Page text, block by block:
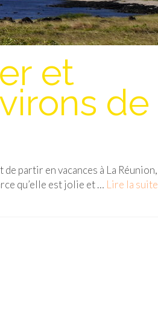
et
de
partir en vacances à La Réunion,
qu’elle est jolie et … Lire la suite­­